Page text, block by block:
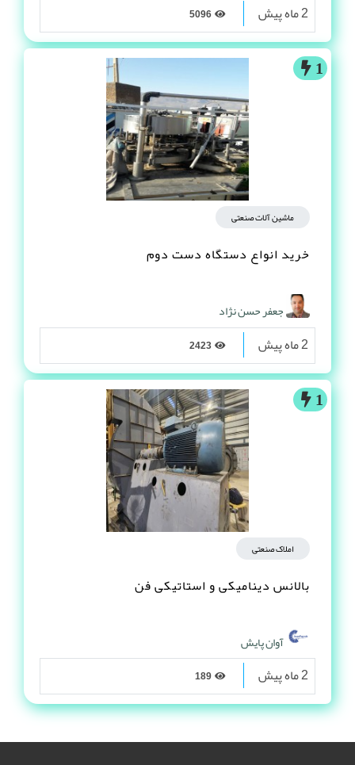
2 ماه پیش
1
ماشین آلات صنعتی
خرید انواع دستگاه دست دوم
جعفر حسن نژاد
2 ماه پیش
1
املاک صنعتی
بالانس دینامیکی و استاتیکی فن
آوان پایش
2 ماه پیش